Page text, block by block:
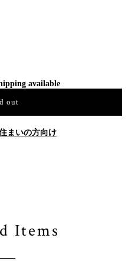
available
out
まいの方向け
Items